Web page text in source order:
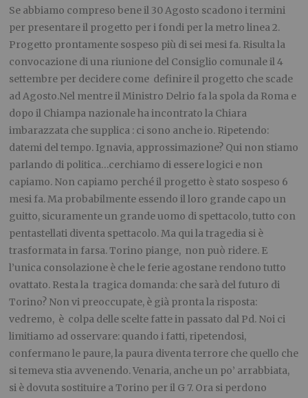
Se abbiamo compreso bene il 30 Agosto scadono i termini
per presentare il progetto per i fondi per la metro linea 2.
Progetto prontamente sospeso più di sei mesi fa. Risulta la
convocazione di una riunione del Consiglio comunale il 4
settembre per decidere come definire il progetto che scade
ad Agosto.Nel mentre il Ministro Delrio fa la spola da Roma e
dopo il Chiampa nazionale ha incontrato la Chiara
imbarazzata che supplica : ci sono anche io. Ripetendo:
datemi del tempo. Ignavia, approssimazione? Qui non stiamo
parlando di politica…cerchiamo di essere logici e non
capiamo. Non capiamo perché il progetto è stato sospeso 6
mesi fa. Ma probabilmente essendo il loro grande capo un
guitto, sicuramente un grande uomo di spettacolo, tutto con
pentastellati diventa spettacolo. Ma qui la tragedia si è
trasformata in farsa. Torino piange, non può ridere. E
l’unica consolazione è che le ferie agostane rendono tutto
ovattato. Resta la tragica domanda: che sarà del futuro di
Torino? Non vi preoccupate, è già pronta la risposta:
vedremo, è colpa delle scelte fatte in passato dal Pd. Noi ci
limitiamo ad osservare: quando i fatti, ripetendosi,
confermano le paure, la paura diventa terrore che quello che
si temeva stia avvenendo. Venaria, anche un po’ arrabbiata,
si è dovuta sostituire a Torino per il G 7. Ora si perdono